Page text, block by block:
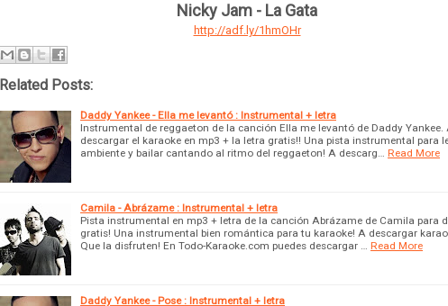
Nicky Jam - La Gata
http://adf.ly/1hmOHr
Related Posts:
Daddy Yankee - Ella me levantó : Instrumental + letra
Instrumental de reggaeton de la canción Ella me levantó de Daddy Yankee.
descargar el karaoke en mp3 + la letra gratis!! Una pista instrumental para
ambiente y bailar cantando al ritmo del reggaeton! A descarg…
Read More
Camila - Abrázame : Instrumental + letra
Pista instrumental en mp3 + letra de la canción Abrázame de Camila para
gratis! Una instrumental bien romántica para tu karaoke! A descargar
Que la disfruten! En Todo-Karaoke.com puedes descargar …
Read More
Daddy Yankee - Pose : Instrumental + letra